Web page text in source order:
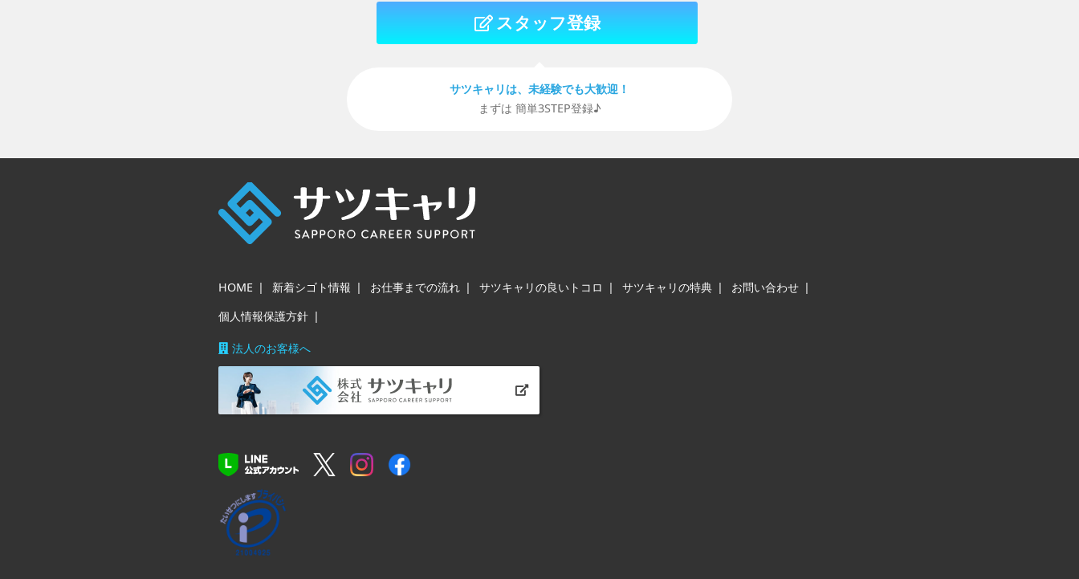
スタッフ登録
サツキャリは、未経験でも⼤歓迎！
まずは 簡単3STEP登録♪
HOME 新着シゴト情報 お仕事までの流れ サツキャリの良いトコロ サツキャリの特典
お問い合わせ
個人情報保護方針
法人のお客様へ